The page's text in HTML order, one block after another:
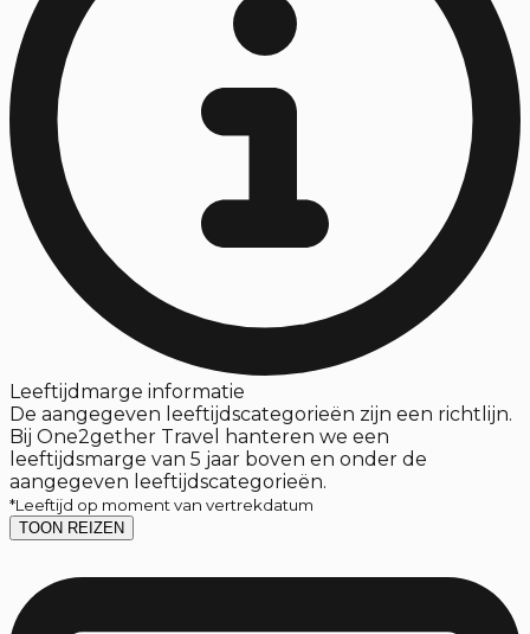
Leeftijdmarge informatie
De aangegeven leeftijdscategorieën zijn een richtlijn.
Bij One2gether Travel hanteren we een
leeftijdsmarge van 5 jaar boven en onder de
aangegeven leeftijdscategorieën.
*Leeftijd op moment van vertrekdatum
TOON REIZEN